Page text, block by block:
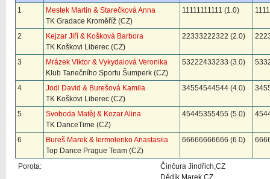
1
Mestek Martin & Starečková Anna
TK Gradace Kroměříž (CZ)
11111111111 (1.0)
2
Kejzar Jiří & Košková Barbora
TK Koškovi Liberec (CZ)
22333222322 (2.0)
3
Mrázek Viktor & Vykydalová Veronika
Klub Tanečního Sportu Šumperk (CZ)
53222433233 (3.0)
4
Jodl David & Burešová Kamila
TK Koškovi Liberec (CZ)
34554544544 (4.0)
5
Svoboda Matěj & Kozar Alina
TK DanceTime (CZ)
45445355455 (5.0)
6
Bureš Marek & Iermolenko Anastasiia
Top Dance Prague Team (CZ)
66666666666 (6.0)
Porota:
Činčura Jindřich,CZ
Dědík Marek,CZ